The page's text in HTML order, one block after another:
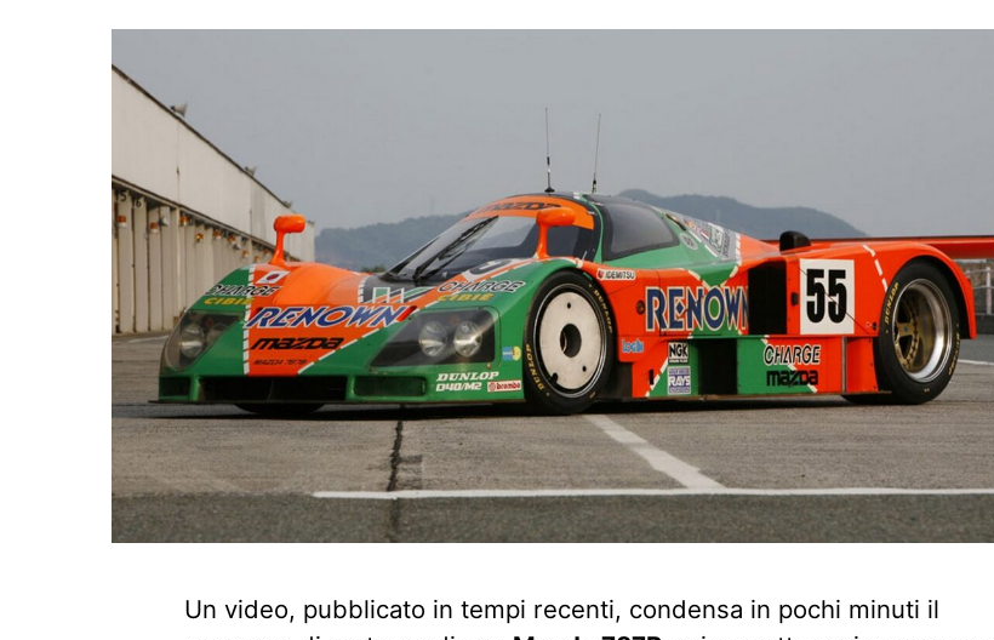
Un video, pubblicato in tempi recenti, condensa in pochi minuti il